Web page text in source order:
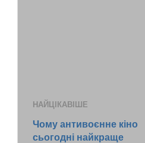
НАЙЦІКАВІШЕ
Чому антивоєнне кіно
сьогодні найкраще